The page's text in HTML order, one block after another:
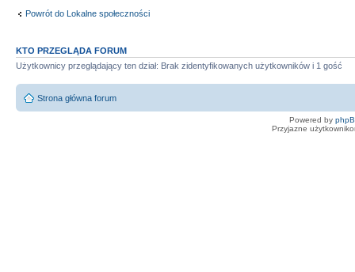
Powrót do Lokalne społeczności
KTO PRZEGLĄDA FORUM
Użytkownicy przeglądający ten dział: Brak zidentyfikowanych użytkowników i 1 gość
Strona główna forum
Powered by
Przyjazne